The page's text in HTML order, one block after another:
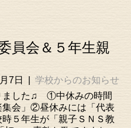
員会＆５年生親
7日
学校からのお知らせ
ました♫ ①中休みの時間
集会」②昼休みには「代表
５年生が「親子ＳＮＳ教